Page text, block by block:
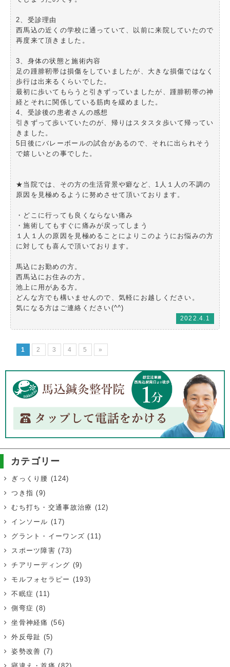
2、受診理由
西馬込の近くの学校に通っていて、以前に来院していたので
再度来て頂きました。
3、身体の状態と施術内容
足の踵腓靭帯は損傷をしていましたが、大きな損傷ではなく
歩行は出来るくらいでした。
最初に歩いてもらうと引きずっていましたが、踵腓靭帯の神
経とそれに関係している筋肉を緩めました。
4、受診後の患者さんの感想
引きずって歩いていたのが、帰りはスタスタ歩いて帰ってい
きました。
5日後にバレーボールの試合があるので、それに出られそう
で嬉しいとの事でした。
★当院では、その方の生活背景や癖など、1人１人の不調の
原因を見極めるように努めさせて頂いております。
・どこに行っても良くならない痛み
・施術してもすぐに痛みが戻ってしまう
１人１人の原因を見極めることによりこのようにお悩みの方
に対しても喜んで頂いております。
馬込にお勤めの方。
西馬込にお住みの方。
池上に用がある方。
どんな方でも構いませんので、気軽にお越しください。
気になる方はご連絡ください(^^)
2022.4.1
1 2 3 4 5 »
カテゴリー
ぎっくり腰 (124)
つき指 (9)
むち打ち・交通事故治療 (12)
インソール (17)
グラント・イーワンズ (11)
スポーツ障害 (73)
チアリーディング (9)
モルフォセラピー (193)
不眠症 (11)
側弯症 (8)
坐骨神経痛 (56)
外反母趾 (5)
姿勢改善 (7)